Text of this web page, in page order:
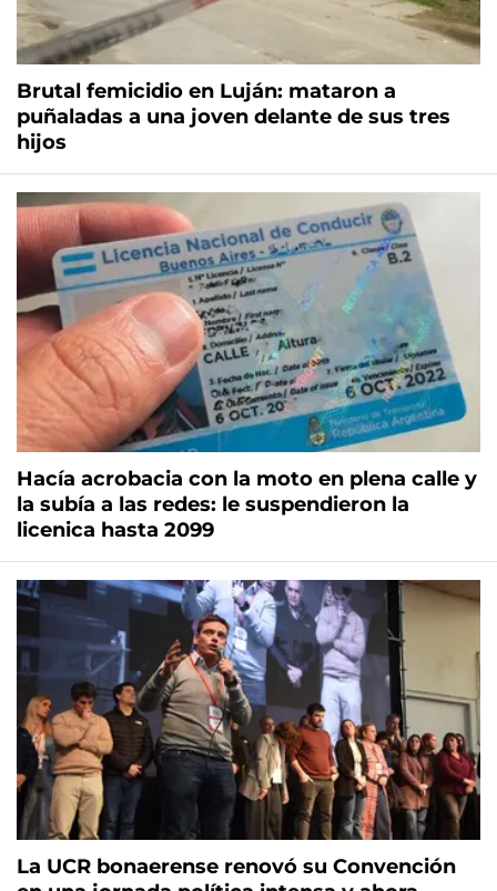
Brutal femicidio en Luján: mataron a
puñaladas a una joven delante de sus tres
hijos
Hacía acrobacia con la moto en plena calle y
la subía a las redes: le suspendieron la
licenica hasta 2099
La UCR bonaerense renovó su Convención